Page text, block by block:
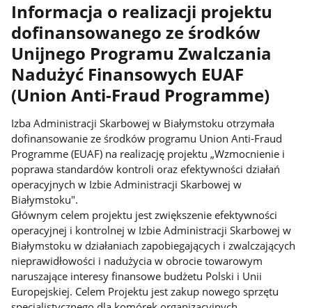
Informacja o realizacji projektu
dofinansowanego ze środków
Unijnego Programu Zwalczania
Nadużyć Finansowych EUAF
(Union Anti-Fraud Programme)
Izba Administracji Skarbowej w Białymstoku otrzymała
dofinansowanie ze środków programu Union Anti-Fraud
Programme (EUAF) na realizację projektu „Wzmocnienie i
poprawa standardów kontroli oraz efektywności działań
operacyjnych w Izbie Administracji Skarbowej w
Białymstoku".
Głównym celem projektu jest zwiększenie efektywności
operacyjnej i kontrolnej w Izbie Administracji Skarbowej w
Białymstoku w działaniach zapobiegających i zwalczających
nieprawidłowości i nadużycia w obrocie towarowym
naruszające interesy finansowe budżetu Polski i Unii
Europejskiej. Celem Projektu jest zakup nowego sprzętu